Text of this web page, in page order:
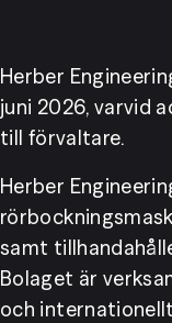
Herber
juni 2026, varvid
till förvaltare.
Herber
samt
Bolaget är
och